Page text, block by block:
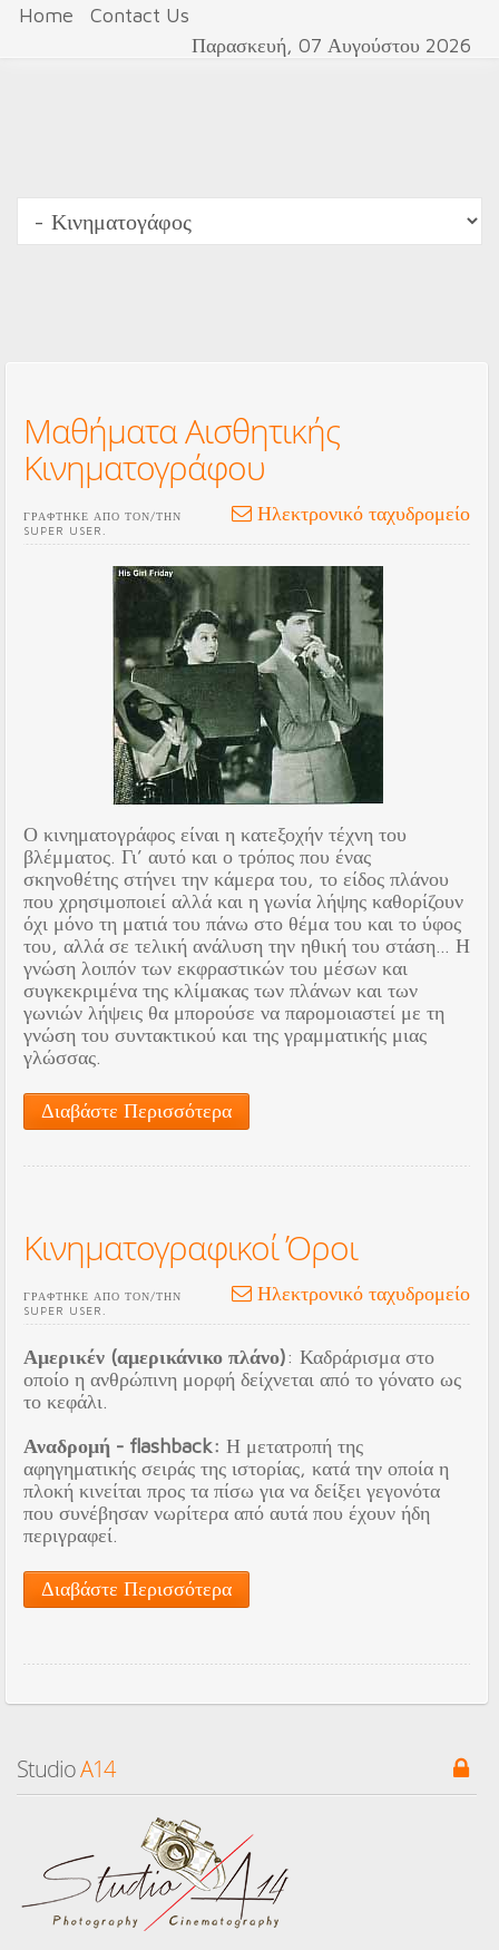
Home
Contact Us
Παρασκευή, 07 Αυγούστου 2026
Μαθήματα Αισθητικής
Κινηματογράφου
Ηλεκτρονικό ταχυδρομείο
ΓΡΆΦΤΗΚΕ ΑΠΌ ΤΟΝ/ΤΗΝ
SUPER USER.
Ο κινηματογράφος είναι η κατεξοχήν τέχνη του
βλέμματος. Γι’ αυτό και ο τρόπος που ένας
σκηνοθέτης στήνει την κάμερα του, το είδος πλάνου
που χρησιμοποιεί αλλά και η γωνία λήψης καθορίζουν
όχι μόνο τη ματιά του πάνω στο θέμα του και το ύφος
του, αλλά σε τελική ανάλυση την ηθική του στάση… Η
γνώση λοιπόν των εκφραστικών του μέσων και
συγκεκριμένα της κλίμακας των πλάνων και των
γωνιών λήψεις θα μπορούσε να παρομοιαστεί με τη
γνώση του συντακτικού και της γραμματικής μιας
γλώσσας.
Διαβάστε Περισσότερα
Κινηματογραφικοί Όροι
Ηλεκτρονικό ταχυδρομείο
ΓΡΆΦΤΗΚΕ ΑΠΌ ΤΟΝ/ΤΗΝ
SUPER USER.
Αμερικέν (αμερικάνικο πλάνο): Καδράρισμα στο
οποίο η ανθρώπινη μορφή δείχνεται από το γόνατο ως
το κεφάλι.
Αναδρομή - flashback: Η μετατροπή της
αφηγηματικής σειράς της ιστορίας, κατά την οποία η
πλοκή κινείται προς τα πίσω για να δείξει γεγονότα
που συνέβησαν νωρίτερα από αυτά που έχουν ήδη
περιγραφεί.
Διαβάστε Περισσότερα
Studio A14